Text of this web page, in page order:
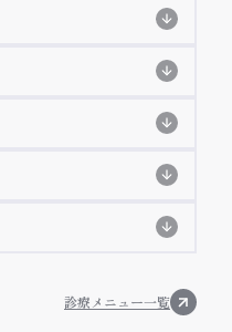
診療メニュー一覧